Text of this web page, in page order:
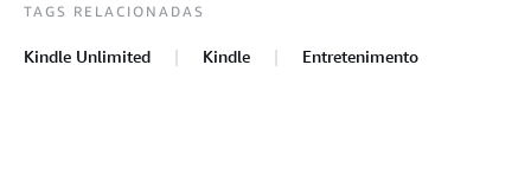
TAGS RELACIONADAS
Kindle Unlimited Kindle Entretenimento